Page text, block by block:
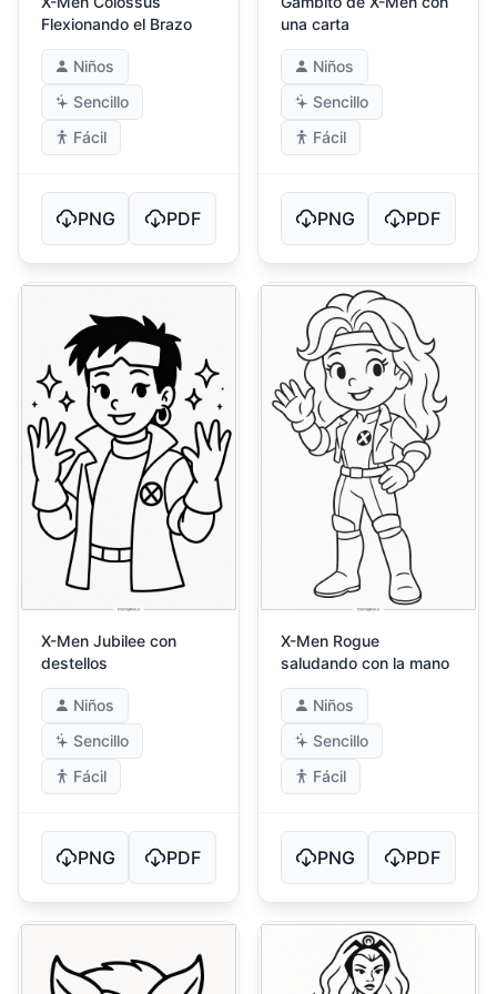
Flexionando el Brazo
Niños
Sencillo
Fácil
PNG PDF
una carta
Niños
Sencillo
Fácil
PNG PDF
X-Men Jubilee con
destellos
Niños
Sencillo
Fácil
PNG PDF
X-Men Rogue
saludando con la mano
Niños
Sencillo
Fácil
PNG PDF